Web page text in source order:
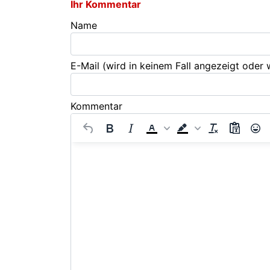
Ihr Kommentar
Name
E-Mail (wird in keinem Fall angezeigt oder
Kommentar